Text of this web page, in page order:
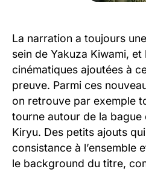
La narration a toujours
sein de Yakuza Kiwami,
cinématiques ajoutées à
preuve. Parmi ces
on retrouve par exemple
tourne autour de la
Kiryu. Des petits ajouts
consistance à l’ensemble
le background du titre,